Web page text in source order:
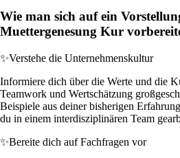
Wie man sich auf ein
Muettergenesung Kur
✨Verstehe die Unternehmenskultur
Informiere dich über die Werte und die
Teamwork und Wertschätzung
Beispiele aus deiner bisherigen
du in einem interdisziplinären Team
✨Bereite dich auf Fachfragen vor